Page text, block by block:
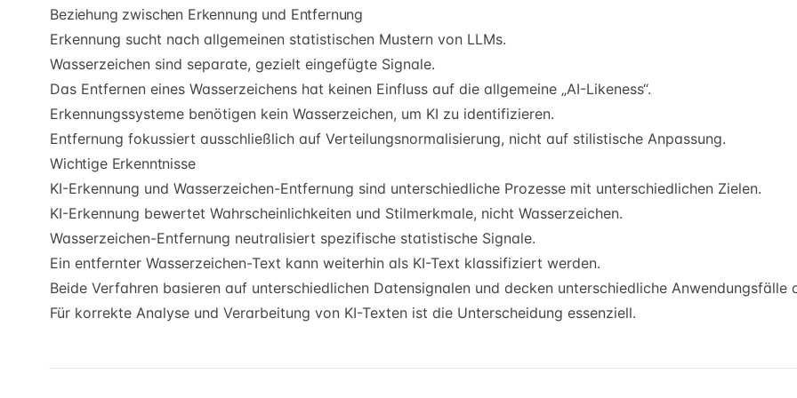
Beziehung zwischen Erkennung und Entfernung
Erkennung sucht nach allgemeinen statistischen Mustern von LLMs.
Wasserzeichen sind separate, gezielt eingefügte Signale.
Das Entfernen eines Wasserzeichens hat keinen Einfluss auf die allgemeine „AI-Likeness“.
Erkennungssysteme benötigen kein Wasserzeichen, um KI zu identifizieren.
Entfernung fokussiert ausschließlich auf Verteilungsnormalisierung, nicht auf stilistische Anpassung.
Wichtige Erkenntnisse
KI-Erkennung und Wasserzeichen-Entfernung sind unterschiedliche Prozesse mit unterschiedlichen Zielen.
KI-Erkennung bewertet Wahrscheinlichkeiten und Stilmerkmale, nicht Wasserzeichen.
Wasserzeichen-Entfernung neutralisiert spezifische statistische Signale.
Ein entfernter Wasserzeichen-Text kann weiterhin als KI-Text klassifiziert werden.
Beide Verfahren basieren auf unterschiedlichen Datensignalen und decken unterschiedliche Anwendungsfälle
Für korrekte Analyse und Verarbeitung von KI-Texten ist die Unterscheidung essenziell.